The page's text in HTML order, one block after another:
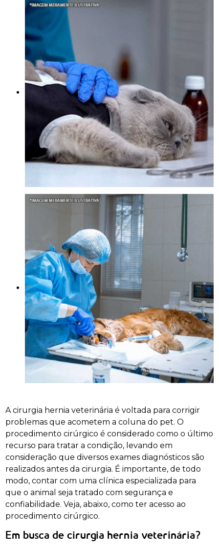
A cirurgia hernia veterinária é voltada para corrigir
problemas que acometem a coluna do pet. O
procedimento cirúrgico é considerado como o último
recurso para tratar a condição, levando em
consideração que diversos exames diagnósticos são
realizados antes da cirurgia. É importante, de todo
modo, contar com uma clínica especializada para
que o animal seja tratado com segurança e
confiabilidade. Veja, abaixo, como ter acesso ao
procedimento cirúrgico.
Em busca de cirurgia hernia veterinária?